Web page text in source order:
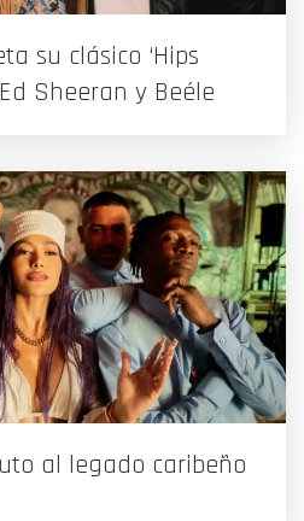
su clásico ‘Hips
Sheeran y Beéle
al legado caribeño